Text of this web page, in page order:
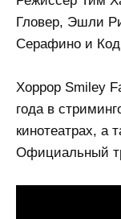
Гловер, Эшли
Серафино и
Хоррор Smiley
года в
кинотеатрах, а
Официальный